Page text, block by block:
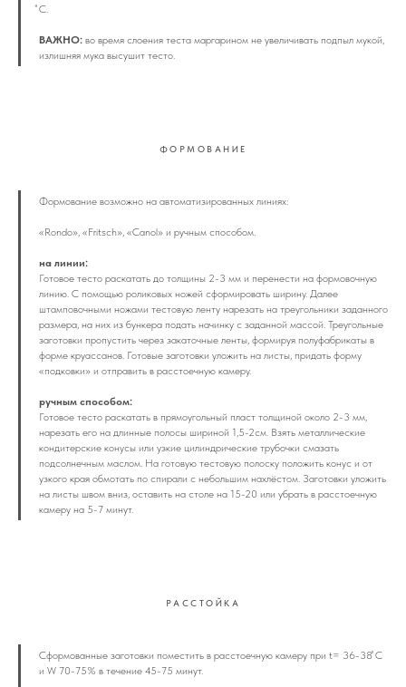
̊С.
ВАЖНО: во время слоения теста маргарином не увеличивать подпыл мукой,
излишняя мука высушит тесто.
ФОРМОВАНИЕ
Формование возможно на автоматизированных линиях:
«Rondo», «Fritsch», «Cаnol» и ручным способом.
на линии:
Готовое тесто раскатать до толщины 2-3 мм и перенести на формовочную
линию. С помощью роликовых ножей сформировать ширину. Далее
штамповочными ножами тестовую ленту нарезать на треугольники заданного
размера, на них из бункера подать начинку с заданной массой. Треугольные
заготовки пропустить через закаточные ленты, формируя полуфабрикаты в
форме круассанов. Готовые заготовки уложить на листы, придать форму
«подковки» и отправить в расстоечную камеру.
ручным способом:
Готовое тесто раскатать в прямоугольный пласт толщиной около 2-3 мм,
нарезать его на длинные полосы шириной 1,5-2см. Взять металлические
кондитерские конусы или узкие цилиндрические трубочки смазать
подсолнечным маслом. На готовую тестовую полоску положить конус и от
узкого края обмотать по спирали с небольшим нахлёстом. Заготовки уложить
на листы швом вниз, оставить на столе на 15-20 или убрать в расстоечную
камеру на 5-7 минут.
РАССТОЙКА
Сформованные заготовки поместить в расстоечную камеру при t= 36-38 ̊С
и W 70-75% в течение 45-75 минут.